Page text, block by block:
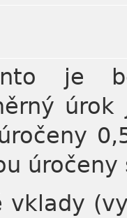
je
úročeny
vklady